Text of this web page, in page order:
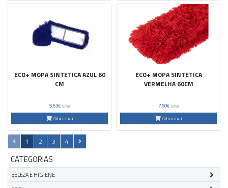
CATEGORIAS
BELEZA E HIGIENE
ECO+ MOPA SINTETICA AZUL 60
CM
5,63€ S/Iva
Adicionar
ECO+ MOPA SINTETICA
VERMELHA 60CM
7,60€ S/Iva
Adicionar
1 2 3 4